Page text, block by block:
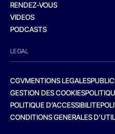
RENDEZ-VOUS
VIDEOS
PODCASTS
LEGAL
CGVMENTIONS LEGALES
GESTION DES COOKIES
POLITIQUE D’ACCESSIBILITE
CONDITIONS GENERALES